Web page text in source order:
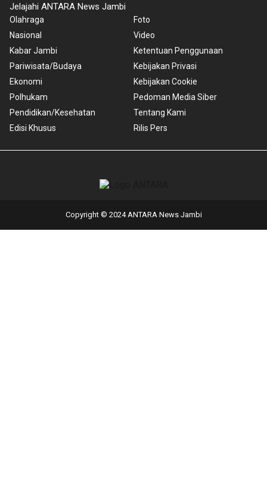
Jelajahi ANTARA News Jambi
Olahraga
Nasional
Kabar Jambi
Pariwisata/Budaya
Ekonomi
Polhukam
Pendidikan/Kesehatan
Edisi Khusus
Foto
Video
Ketentuan Penggunaan
Kebijakan Privasi
Kebijakan Cookie
Pedoman Media Siber
Tentang Kami
Rilis Pers
Copyright © 2024 ANTARA News Jambi